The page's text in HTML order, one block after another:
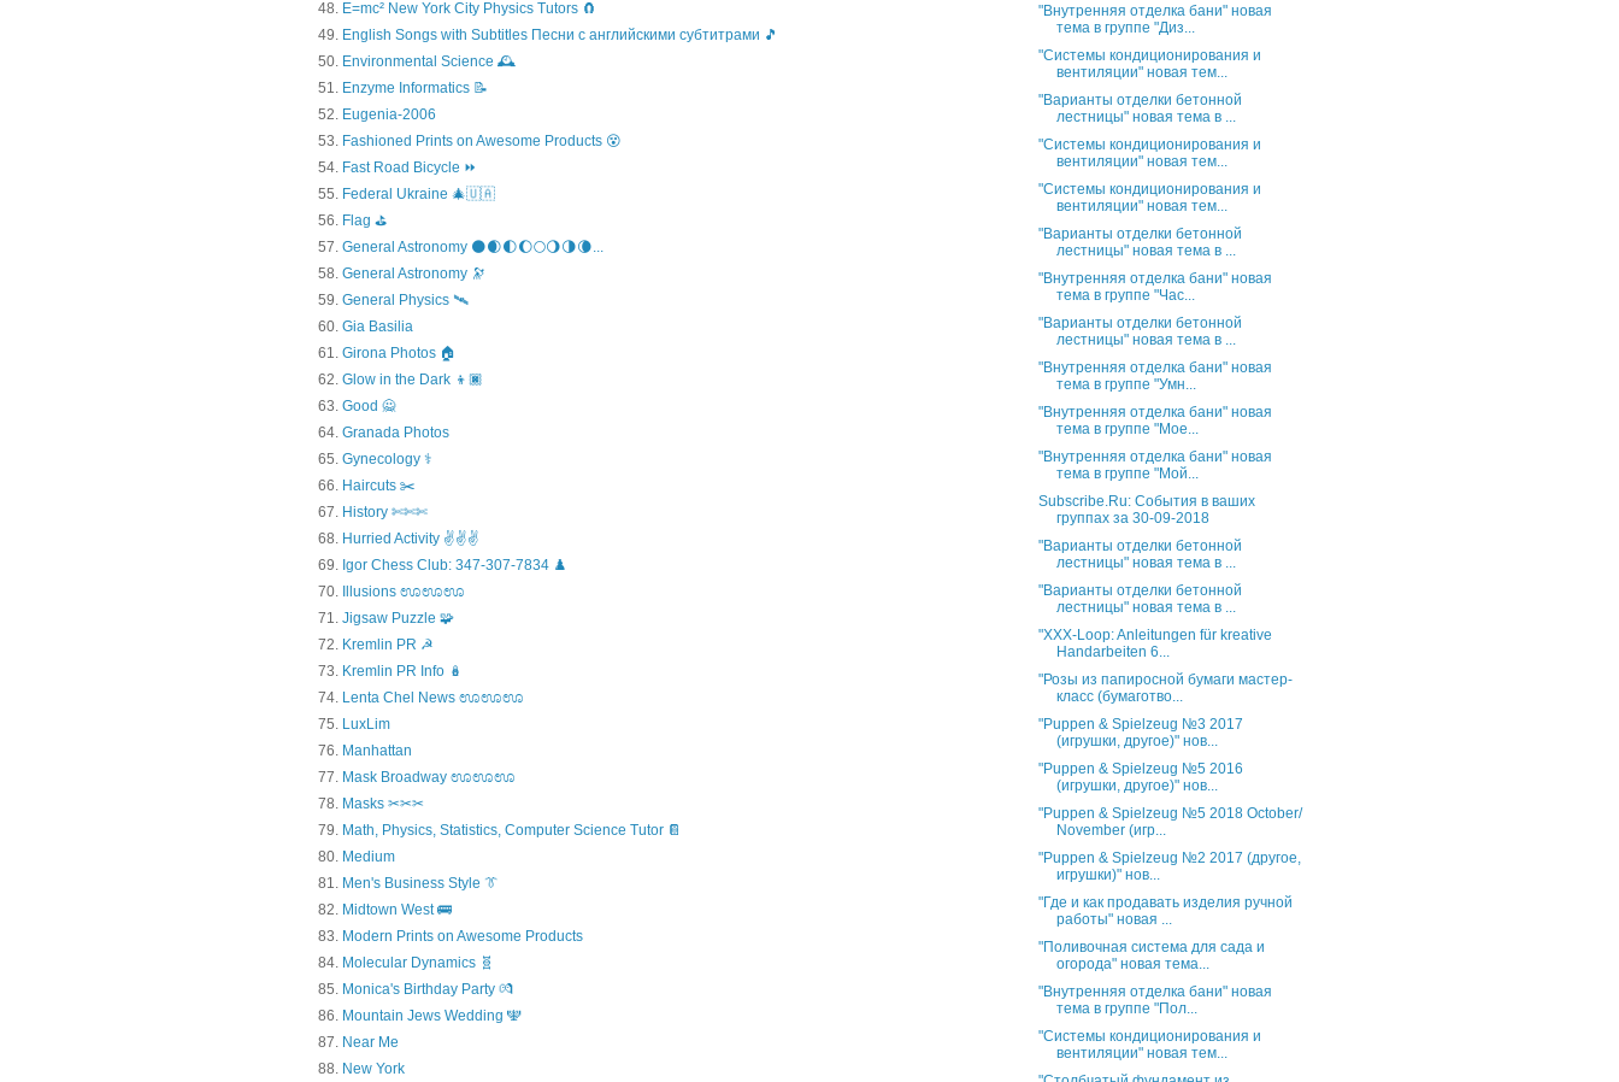
E=mc² New York City Physics Tutors 🧲
English Songs with Subtitles Песни с английскими субтитрами 🎵
Environmental Science 🕰️
Enzyme Informatics 📝
Eugenia-2006
Fashioned Prints on Awesome Products 😵
Fast Road Bicycle ⏩
Federal Ukraine 🎄🇺🇦
Flag ⛳
General Astronomy 🌑🌒🌓🌔🌕🌖🌗🌘...
General Astronomy 🔭
General Physics 🛰
Gia Basilia
Girona Photos 🏠
Glow in the Dark 👦🏿
Good 🙅
Granada Photos
Gynecology ⚕️
Haircuts ✂️
History ✄✄✄
Hurried Activity ✌✌✌
Igor Chess Club: 347-307-7834 ♟️
Illusions ಊಊಊ
Jigsaw Puzzle 🧩
Kremlin PR ☭
Kremlin PR Info 🪆
Lenta Chel News ಊಊಊ
LuxLim
Manhattan
Mask Broadway ಊಊಊ
Masks ✂✂✂
Math, Physics, Statistics, Computer Science Tutor 📔
Medium
Men's Business Style 👔
Midtown West 🚌
Modern Prints on Awesome Products
Molecular Dynamics 🧬
Monica's Birthday Party 💏
Mountain Jews Wedding 🕎
Near Me
New York
"Внутренняя отделка бани" новая
тема в группе "Диз...
"Системы кондиционирования и
вентиляции" новая тем...
"Варианты отделки бетонной
лестницы" новая тема в ...
"Системы кондиционирования и
вентиляции" новая тем...
"Системы кондиционирования и
вентиляции" новая тем...
"Варианты отделки бетонной
лестницы" новая тема в ...
"Внутренняя отделка бани" новая
тема в группе "Час...
"Варианты отделки бетонной
лестницы" новая тема в ...
"Внутренняя отделка бани" новая
тема в группе "Умн...
"Внутренняя отделка бани" новая
тема в группе "Мое...
"Внутренняя отделка бани" новая
тема в группе "Мой...
Subscribe.Ru: События в ваших
группах за 30-09-2018
"Варианты отделки бетонной
лестницы" новая тема в ...
"Варианты отделки бетонной
лестницы" новая тема в ...
"XXX-Loop: Anleitungen für kreative
Handarbeiten 6...
"Розы из папиросной бумаги мастер-
класс (бумаготво...
"Puppen & Spielzeug №3 2017
(игрушки, другое)" нов...
"Puppen & Spielzeug №5 2016
(игрушки, другое)" нов...
"Puppen & Spielzeug №5 2018 October/
November (игр...
"Puppen & Spielzeug №2 2017 (другое,
игрушки)" нов...
"Где и как продавать изделия ручной
работы" новая ...
"Поливочная система для сада и
огорода" новая тема...
"Внутренняя отделка бани" новая
тема в группе "Пол...
"Системы кондиционирования и
вентиляции" новая тем...